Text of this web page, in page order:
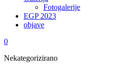
Fotogalerije
EGP 2023
objave
0
Nekategorizirano